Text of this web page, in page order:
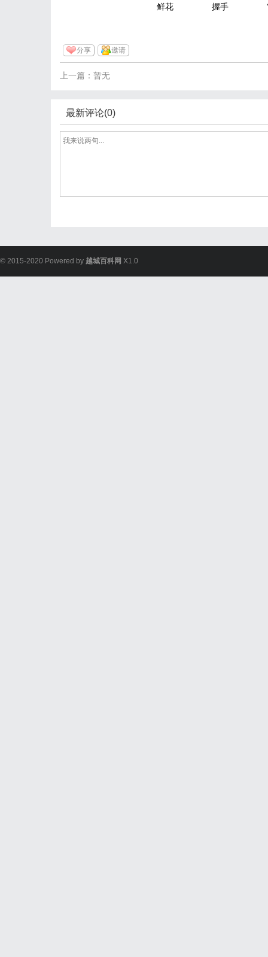
鲜花 握手
分享 邀请
上一篇：暂无
最新评论(0)
© 2015-2020 Powered by 越城百科网 X1.0